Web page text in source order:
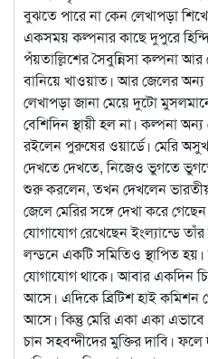
বুঝতে পারে না কেন লেখাপড়া
একসময় কল্পনার কাছে দুপুরে
পঁয়তাল্লিশের সৈবুন্নিসা কল্পনা
বানিয়ে খাওয়াত। আর জেলের অন্য
লেখাপড়া জানা মেয়ে দুটো
বেশিদিন স্থায়ী হল না। কল্পনা
রইলেন পুরুষের ওয়ার্ডে। মেরি
দেখতে দেখতে, নিজেও ভুগতে
শুরু করলেন, তখন দেখলেন ভারতীয়
জেলে মেরির সঙ্গে দেখা করে
যোগাযোগ রেখেছেন ইংল্যান্ডে
লন্ডনে একটি সমিতিও স্থাপিত হয়।
যোগাযোগ থাকে। আবার একদিন
আসে। এদিকে ব্রিটিশ হাই কমিশন
আসে। কিন্তু মেরি একা একা এভাবে
চান সহবন্দীদের মুক্তির দাবি।